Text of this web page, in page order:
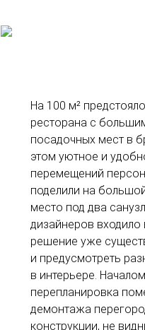
На 100 м²
ресторана с
посадочных мест в
этом уютное и
перемещений
поделили на
место под два
дизайнеров входило
решение уже
и предусмотреть
в интерьере.
перепланировка
демонтажа
конструкции, не